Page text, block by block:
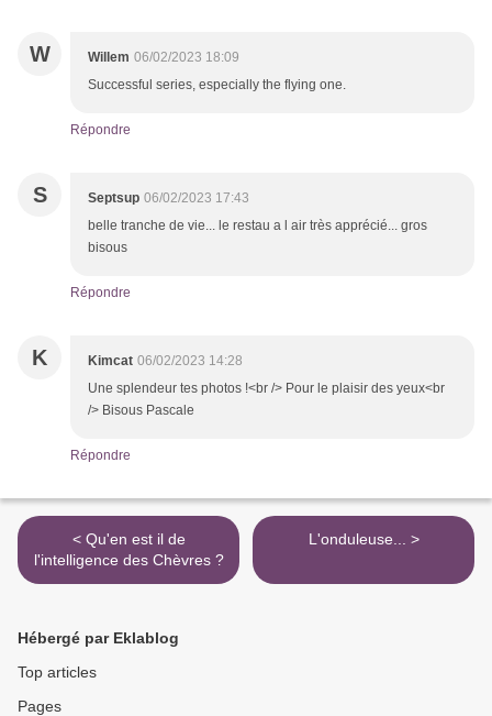
W Willem 06/02/2023 18:09
Successful series, especially the flying one.
Répondre
S Septsup 06/02/2023 17:43
belle tranche de vie... le restau a l air très apprécié... gros
bisous
Répondre
K Kimcat 06/02/2023 14:28
Une splendeur tes photos !<br /> Pour le plaisir des yeux<br
/> Bisous Pascale
Répondre
< Qu'en est il de
l'intelligence des Chèvres ?
L'onduleuse... >
Hébergé par Eklablog
Top articles
Pages